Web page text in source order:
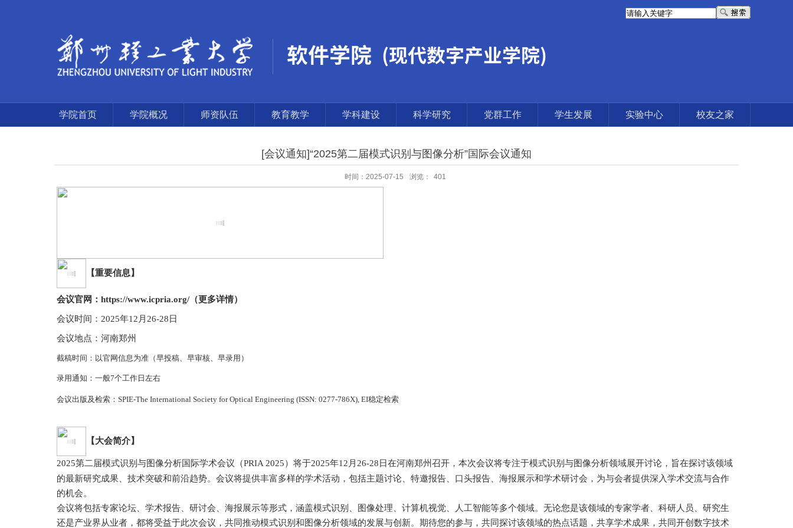
学院首页 学院概况 师资队伍 教育教学 学科建设 科学研究 党群工作 学生发展 实验中心 校友之家
[会议通知]“2025第二届模式识别与图像分析”国际会议通知
时间：2025-07-15 浏览： 401
【重要信息】
会议官网： https://www.icpria.org/（更多详情）
会议时间： 2025年12 月 26-28 日
会议地点：河南郑州
截稿时间： 以官网信息为准（早投稿、早审核、早录用）
录用通知：一般7个工作日左右
会议出版及检索： SPIE-The International Society for Optical Engineering (ISSN: 0277-786X), EI稳定检索
【大会简介】
2025第二届模式识别与图像分析国际学术会议（PRIA 2025）将于2025年12 月 26-28 日在河南郑州召开，本次会议将专注于模式识别与图像分析领域展开讨论，旨在探讨该领域
的最新研究成果、技术突破和前沿趋势。会议将提供丰富多样的学术活动，包括主题讨论、特邀报告、口头报告、海报展示和学术研讨会，为与会者提供深入学术交流与合作
的机会。
会议将包括专家论坛、学术报告、研讨会、海报展示等形式，涵盖模式识别、图像处理、计算机视觉、人工智能等多个领域。无论您是该领域的专家学者、科研人员、研究生
还是产业界从业者，都将受益于此次会议，共同推动模式识别和图像分析领域的发展与创新。期待您的参与，共同探讨该领域的热点话题，共享学术成果，共同开创数字技术